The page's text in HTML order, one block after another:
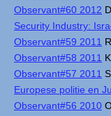
Observant#60 2012
Security Industry:
Observant#59 2011
Observant#58 2011
Observant#57 2011
Europese politie en
Observant#56 2010